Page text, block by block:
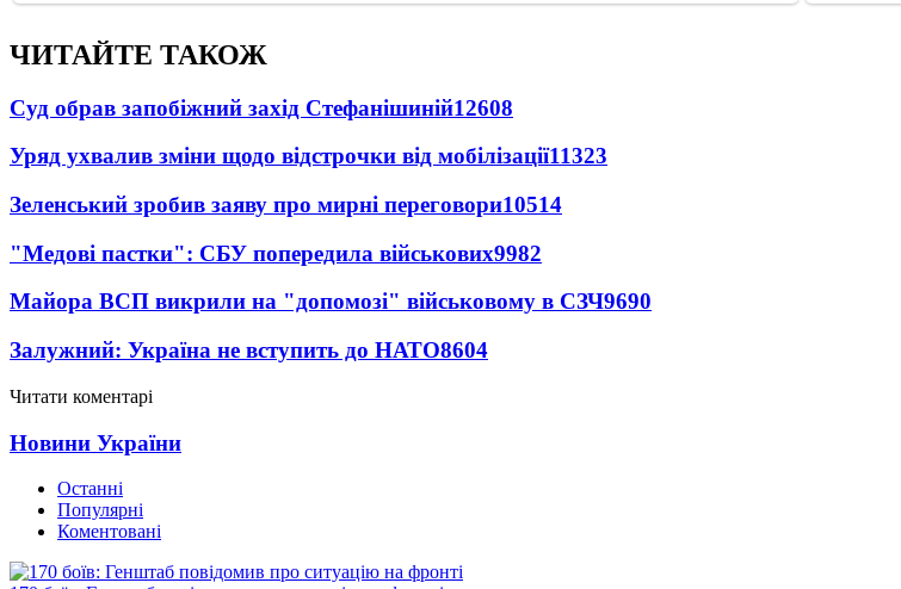
ЧИТАЙТЕ ТАКОЖ
Суд обрав запобіжний захід Стефанішиній12608
Уряд ухвалив зміни щодо відстрочки від мобілізації11323
Зеленський зробив заяву про мирні переговори10514
"Медові пастки": СБУ попередила військових9982
Майора ВСП викрили на "допомозі" військовому в СЗЧ9690
Залужний: Україна не вступить до НАТО8604
Читати коментарі
Новини України
Останні
Популярні
Коментовані